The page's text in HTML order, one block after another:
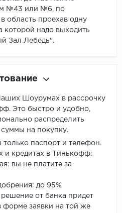
№43 или №6, по
область проехав одну
которой надо выходить
Зал Лебедь".
Шоурумах в рассрочку
Это быстро и удобно,
распределить
на покупку.
паспорт и телефон.
и кредитах в Тинькофф:
вы не платите за
до 95%
от банка придет
форме заявки на той же